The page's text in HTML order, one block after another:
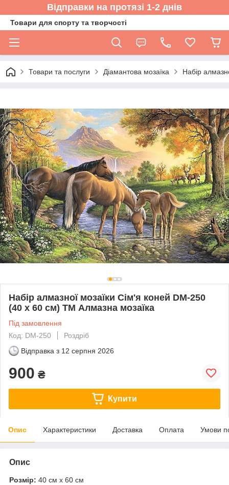
Відправки на протязі 1-2 днів
Товари для спорту та творчості
Товари та послуги Діамантова мозаїка Набір
Набір алмазної мозаїки Сім'я коней DM-250
(40 х 60 см) ТМ Алмазна мозаїка
Під замовлення
Код: DM-250
Роздріб
Відправка з 12 серпня 2026
900 ₴
Купити
Опис Характеристики Доставка Оплата Умови
Опис
Розмір: 40 см х 60 см